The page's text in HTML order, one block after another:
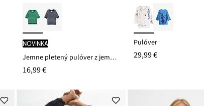
novinka
Jemne pletený pulóver z jemného viskózového mixu
16,99 €
Pulóver
29,99 €